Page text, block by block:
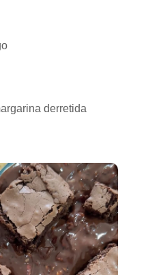
derretida